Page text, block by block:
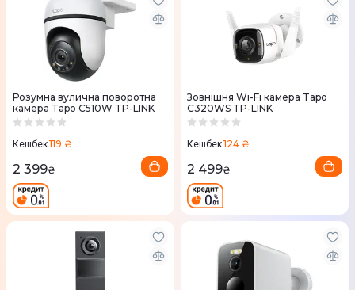
Розумна вулична поворотна
камера Tapo C510W TP-LINK
Кешбек119 ₴
2 399₴
Зовнішня Wi-Fi камера Tapo
C320WS TP-LINK
Кешбек124 ₴
2 499₴